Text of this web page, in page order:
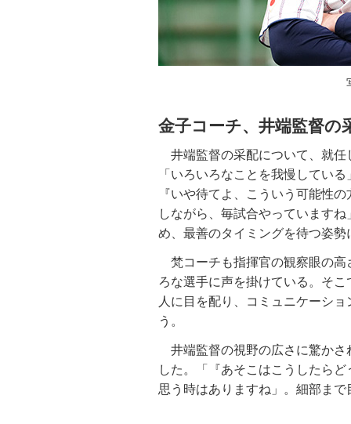
金子コーチ、井端監督の
井端監督の采配について、就任
「いろいろなことを我慢してい
『いや待てよ、こういう可能性
しながら、毎試合やっています
め、最善のタイミングを待つ姿勢
梵コーチも指揮官の観察眼の高
ろな選手に声を掛けている。そ
人に目を配り、コミュニケーシ
う。
井端監督の視野の広さに驚かさ
した。「『あそこはこうしたら
思う時はありますね」。細部ま